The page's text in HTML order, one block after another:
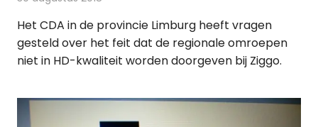
Het CDA in de provincie Limburg heeft vragen
gesteld over het feit dat de regionale omroepen
niet in HD-kwaliteit worden doorgeven bij Ziggo.